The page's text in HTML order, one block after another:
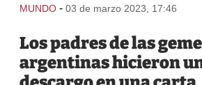
MUNDO - 03 de marzo 2023, 17:46
Los padres de las
argentinas hicieron